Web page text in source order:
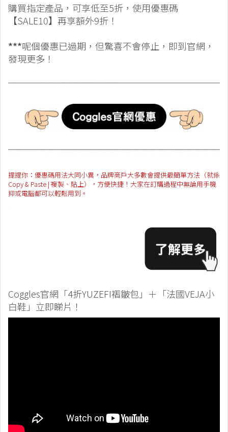
購買指定產品，可享低至5折，使用優惠碼
【SALE10】再享額外9折！
***呢個優惠已過期，但驚喜不會停止，即到官網，
發現更多！
提提你：優惠碼用法大同小異，品牌商戶大多數會提供最簡單方法（就係
Copy & Paste | 複製、貼上），方便快捷！大家在訂購過程中無論用手機
抑或電腦都可以輕鬆用到。
Coggles官網「4折YUZEFI褶皺包」＋「法國VEJA小
白鞋」立即睇片！